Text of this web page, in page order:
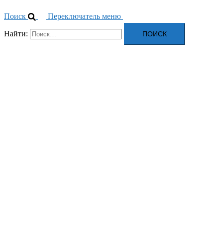
Поиск Переключатель меню
Найти: